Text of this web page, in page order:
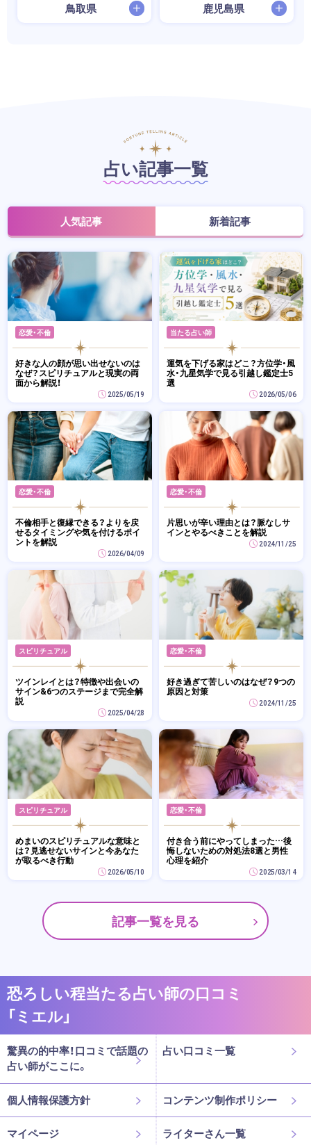
鳥取県 鹿児島県
占い記事一覧
人気記事 新着記事
恋愛・不倫
好きな人の顔が思い出せないのは
なぜ？スピリチュアルと現実の両
面から解説！
2025/05/19
当たる占い師
運気を下げる家はどこ？方位学・風
水・九星気学で見る引越し鑑定士5
選
2026/05/06
恋愛・不倫
不倫相手と復縁できる？よりを戻
せるタイミングや気を付けるポイ
ントを解説
2026/04/09
恋愛・不倫
片思いが辛い理由とは？脈なしサ
インとやるべきことを解説
2024/11/25
スピリチュアル
ツインレイとは？特徴や出会いの
サイン&6つのステージまで完全解
説
2025/04/28
恋愛・不倫
好き過ぎて苦しいのはなぜ？9つの
原因と対策
2024/11/25
スピリチュアル
めまいのスピリチュアルな意味と
は？見逃せないサインと今あなた
が取るべき行動
2026/05/10
恋愛・不倫
付き合う前にやってしまった…後
悔しないための対処法8選と男性
心理を紹介
2025/03/14
記事一覧を見る
恐ろしい程当たる占い師の口コミ
「ミエル」
驚異の的中率！口コミで話題の
占い師がここに。
占い口コミ一覧
個人情報保護方針 コンテンツ制作ポリシー
マイページ ライターさん一覧